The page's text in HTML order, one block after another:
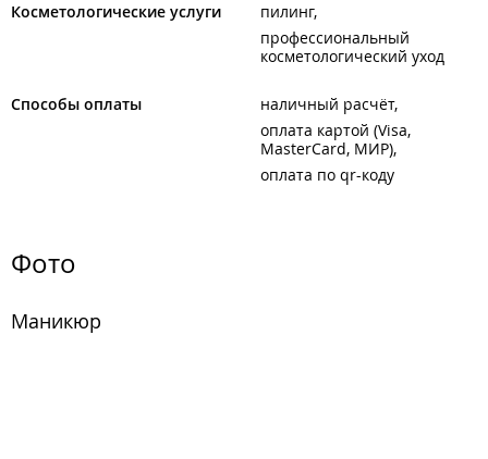
Косметологические услуги
пилинг
профессиональный
косметологический уход
Способы оплаты
наличный расчёт
оплата картой (Visa,
MasterCard, МИР)
оплата по qr-коду
Фото
Маникюр